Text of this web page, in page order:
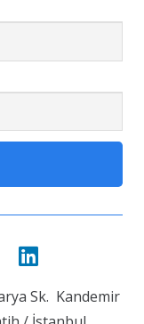
Sk. Kandemir